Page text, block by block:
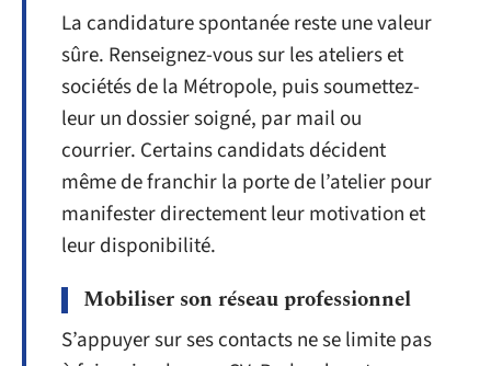
La candidature spontanée reste une valeur
sûre. Renseignez-vous sur les ateliers et
sociétés de la Métropole, puis soumettez-
leur un dossier soigné, par mail ou
courrier. Certains candidats décident
même de franchir la porte de l’atelier pour
manifester directement leur motivation et
leur disponibilité.
Mobiliser son réseau professionnel
S’appuyer sur ses contacts ne se limite pas